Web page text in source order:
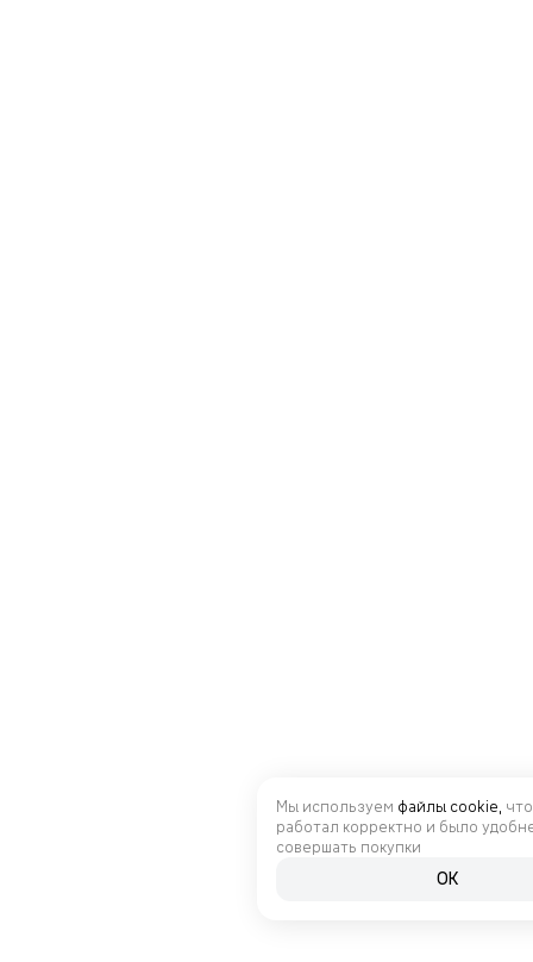
Мы используем файлы cookie,
работал корректно и было
совершать покупки
OK